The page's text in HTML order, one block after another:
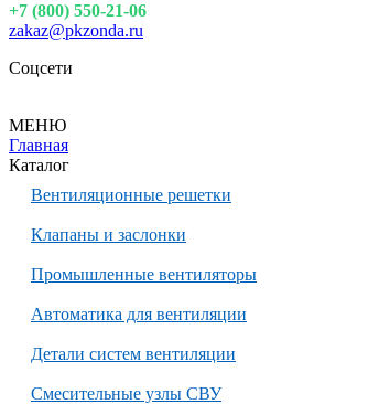
+7 (800) 550-21-06
zakaz@pkzonda.ru
Соцсети
МЕНЮ
Главная
Каталог
Вентиляционные решетки
Клапаны и заслонки
Промышленные вентиляторы
Автоматика для вентиляции
Детали систем вентиляции
Смесительные узлы СВУ